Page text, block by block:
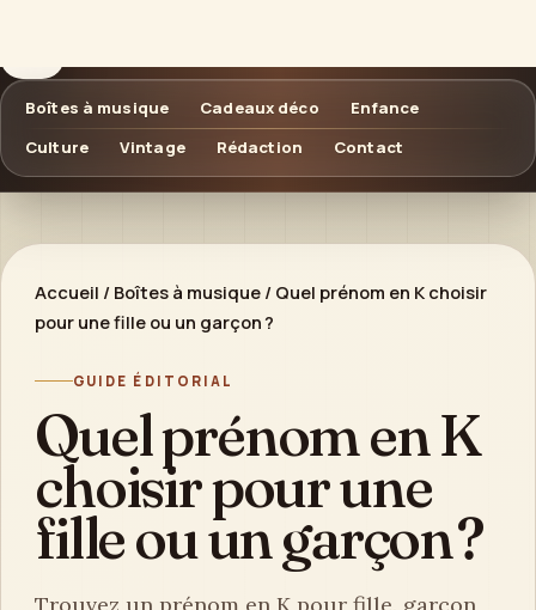
Boîtes à musique Cadeaux déco
Enfance
Culture
Vintage Rédaction Contact
Accueil / Boîtes à musique / Quel prénom en K choisir
pour une fille ou un garçon ?
GUIDE ÉDITORIAL
Quel prénom en K
choisir pour une
fille ou un garçon ?